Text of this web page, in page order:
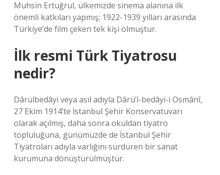
Muhsin Ertuğrul, ülkemizde sinema alanına ilk
önemli katkıları yapmış; 1922-1939 yılları arasında
Türkiye’de film çeken tek kişi olmuştur.
İlk resmi Türk Tiyatrosu
nedir?
Dârülbedâyi veya asıl adıyla Dârü’l-bedâyi-i Osmânî,
27 Ekim 1914’te İstanbul Şehir Konservatuvarı
olarak açılmış, daha sonra okuldan tiyatro
topluluğuna, günümüzde de İstanbul Şehir
Tiyatroları adıyla varlığını sürdüren bir sanat
kurumuna dönüştürülmüştür.